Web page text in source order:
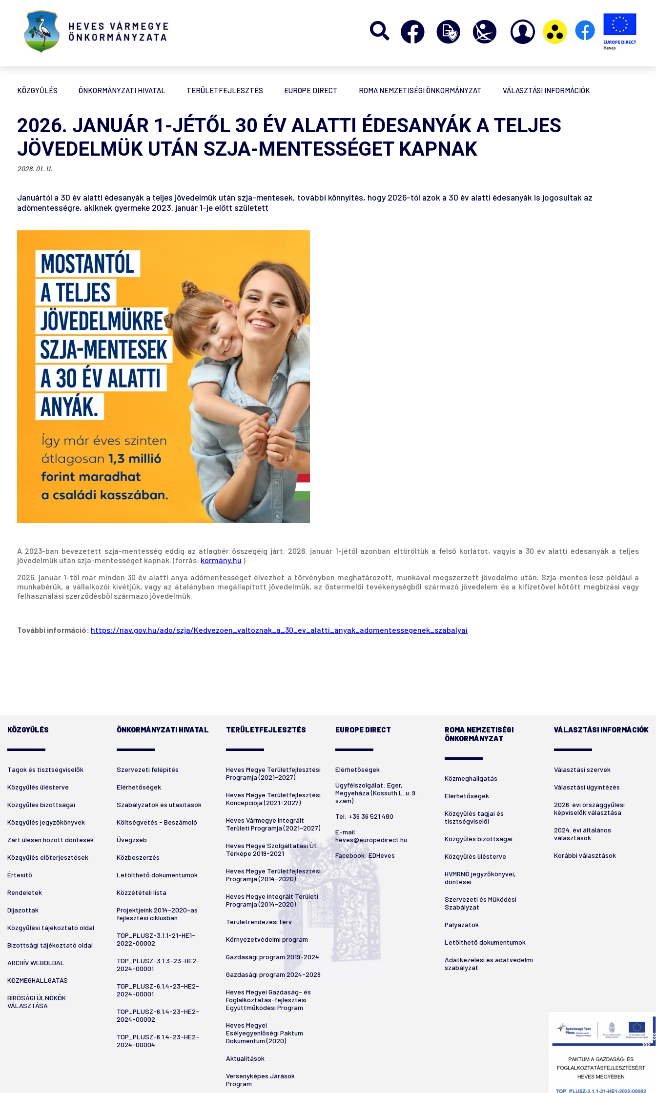
KÖZGYŰLÉS ÖNKORMÁNYZATI HIVATAL TERÜLETFEJLESZTÉS EUROPE DIRECT ROMA NEMZETISÉGI ÖNKORMÁNYZAT VÁLASZTÁSI INFORMÁCIÓK
2026. JANUÁR 1-JÉTŐL 30 ÉV ALATTI ÉDESANYÁK A TELJES
JÖVEDELMÜK UTÁN SZJA-MENTESSÉGET KAPNAK
2026. 01. 11.
Januártól a 30 év alatti édesanyák a teljes jövedelmük után szja-mentesek, további könnyítés, hogy 2026-tól azok a 30 év alatti édesanyák is jogosultak az
adómentességre, akiknek gyermeke 2023. január 1-je előtt született
A 2023-ban bevezetett szja-mentesség eddig az átlagbér összegéig járt. 2026. január 1-jétől azonban eltöröltük a felső korlátot, vagyis a 30 év alatti édesanyák a teljes
jövedelmük után szja-mentességet kapnak. (forrás: kormány.hu )
2026. január 1-től már minden 30 év alatti anya adómentességet élvezhet a törvényben meghatározott, munkával megszerzett jövedelme után. Szja-mentes lesz például a
munkabérük, a vállalkozói kivétjük, vagy az átalányban megállapított jövedelmük, az őstermelői tevékenységből származó jövedelem és a kifizetővel kötött megbízási vagy
felhasználási szerződésből származó jövedelmük.
További információ: https://nav.gov.hu/ado/szja/Kedvezoen_valtoznak_a_30_ev_alatti_anyak_adomentessegenek_szabalyai
KÖZGYŰLÉS
Tagok és tisztségviselők
Közgyűlés ülésterve
Közgyűlés bizottságai
Közgyűlés jegyzőkönyvek
Zárt ülésen hozott döntések
Közgyűlés előterjesztések
Értesítő
Rendeletek
Díjazottak
Közgyűlési tájékoztató oldal
Bizottsági tájékoztató oldal
ARCHÍV WEBOLDAL
KÖZMEGHALLGATÁS
BÍRÓSÁGI ÜLNÖKÖK
VÁLASZTÁSA
ÖNKORMÁNYZATI HIVATAL
Szervezeti felépítés
Elérhetőségek
Szabályzatok és utasítások
Költségvetés - Beszámoló
Üvegzseb
Közbeszerzés
Letölthető dokumentumok
Közzétételi lista
Projektjeink 2014-2020-as
fejlesztési ciklusban
TOP_PLUSZ-3.1.1-21-HE1-
2022-00002
TOP_PLUSZ-3.1.3-23-HE2-
2024-00001
TOP_PLUSZ-6.1.4-23-HE2-
2024-00001
TOP_PLUSZ-6.1.4-23-HE2-
2024-00002
TOP_PLUSZ-6.1.4-23-HE2-
2024-00004
TERÜLETFEJLESZTÉS
Heves Megye Területfejlesztési
Programja (2021-2027)
Heves Megye Területfejlesztési
Koncepciója (2021-2027)
Heves Vármegye Integrált
Területi Programja (2021-2027)
Heves Megye Szolgáltatási Út
Térképe 2019-2021
Heves Megye Területfejlesztési
Programja (2014-2020)
Heves Megye Integrált Területi
Programja (2014-2020)
Területrendezési terv
Környezetvédelmi program
Gazdasági program 2019-2024
Gazdasági program 2024-2029
Heves Megyei Gazdaság- és
Foglalkoztatás-fejlesztési
Együttműködési Program
Heves Megyei
Esélyegyenlőségi Paktum
Dokumentum (2020)
Aktualitások
Versenyképes Járások
Program
EUROPE DIRECT
Elérhetőségek:
Ügyfélszolgálat: Eger,
Megyeháza (Kossuth L. u. 9.
szám)
Tel: +36 36 521 480
E-mail:
heves@europedirect.hu
Facebook: EDHeves
ROMA NEMZETISÉGI
ÖNKORMÁNYZAT
Közmeghallgatás
Elérhetőségek
Közgyűlés tagjai és
tisztségviselői
Közgyűlés bizottságai
Közgyűlés ülésterve
HVMRNÖ jegyzőkönyvei,
döntései
Szervezeti és Működési
Szabályzat
Pályázatok
Letölthető dokumentumok
Adatkezelési és adatvédelmi
szabályzat
VÁLASZTÁSI INFORMÁCIÓK
Választási szervek
Választási ügyintézés
2026. évi országgyűlési
képviselők választása
2024. évi általános
választások
Korábbi választások